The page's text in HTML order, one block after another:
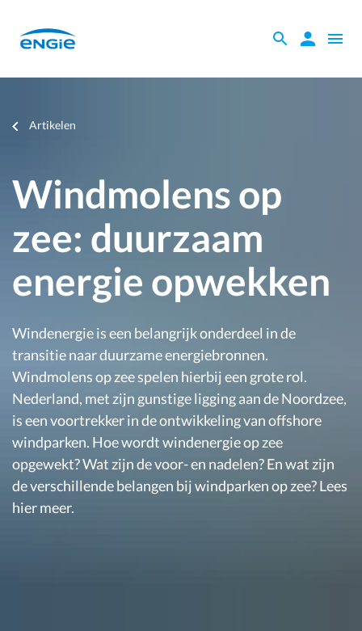
mainZoeken
de
Zoeken
Open
Je
Artikelen
Windmolens op
zee: duurzaam
energie opwekken
Windenergie is een belangrijk onderdeel in de
transitie naar duurzame energiebronnen.
Windmolens op zee spelen hierbij een grote rol.
Nederland, met zijn gunstige ligging aan de Noordzee,
is een voortrekker in de ontwikkeling van offshore
windparken. Hoe wordt windenergie op zee
opgewekt? Wat zijn de voor- en nadelen? En wat zijn
de verschillende belangen bij windparken op zee? Lees
hier meer.